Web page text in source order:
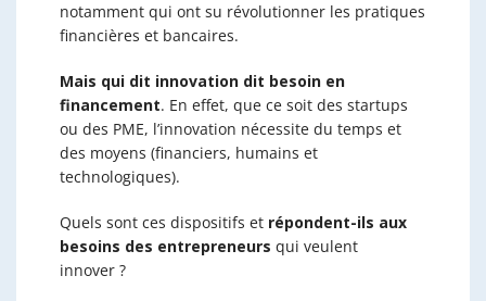
notamment qui ont su révolutionner les pratiques
financières et bancaires.
Mais qui dit innovation dit besoin en
financement. En effet, que ce soit des startups
ou des PME, l’innovation nécessite du temps et
des moyens (financiers, humains et
technologiques).
Quels sont ces dispositifs et répondent-ils aux
besoins des entrepreneurs qui veulent
innover ?